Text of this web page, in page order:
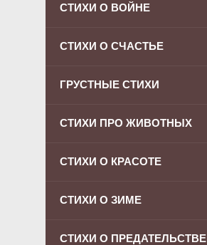
СТИХИ О ВОЙНЕ
СТИХИ О СЧАСТЬЕ
ГРУСТНЫЕ СТИХИ
СТИХИ ПРО ЖИВОТНЫХ
СТИХИ О КРАСОТЕ
СТИХИ О ЗИМЕ
СТИХИ О ПРЕДАТЕЛЬСТВЕ